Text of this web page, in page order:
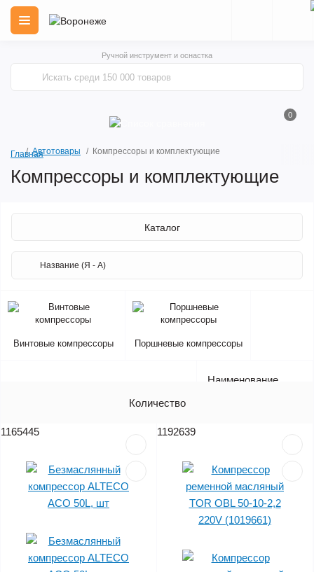
Ручной инструмент и оснастка
0
ГлавнаяАвтотовары Компрессоры и комплектующие
Компрессоры и комплектующие
Каталог
Винтовые компрессоры Поршневые компрессоры
Наименование
Количество
1165445 1192639